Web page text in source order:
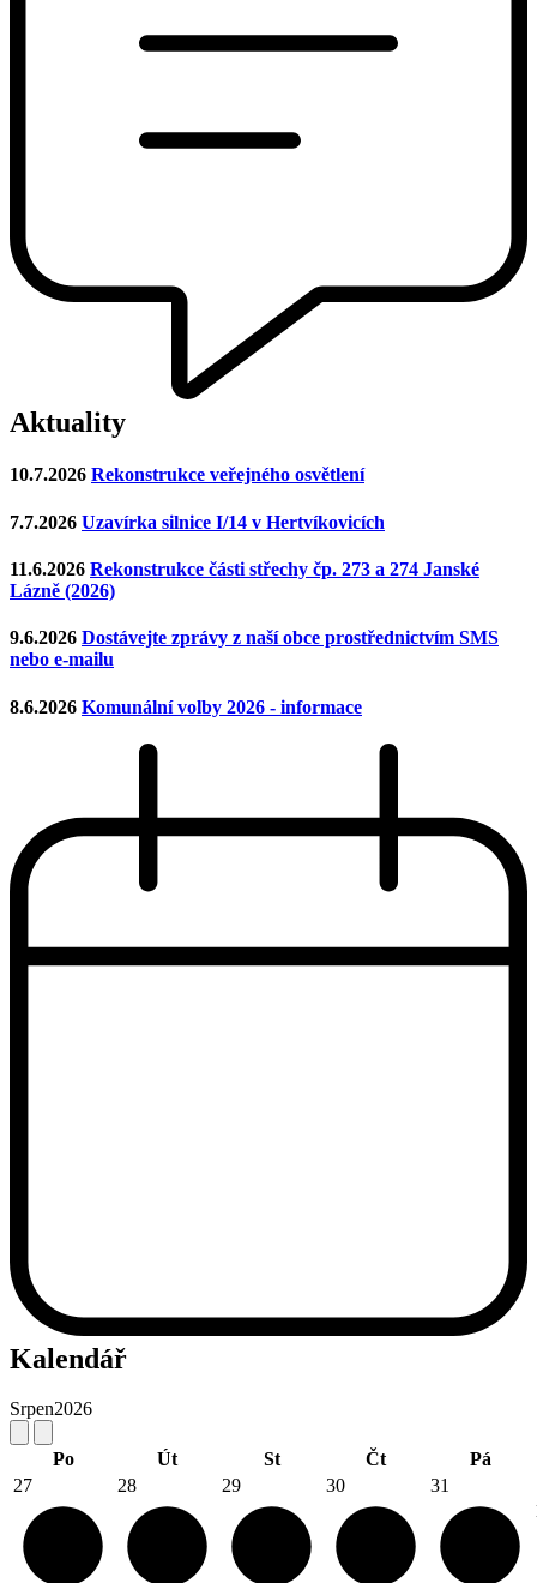
Aktuality
10.7.2026 Rekonstrukce veřejného osvětlení
7.7.2026 Uzavírka silnice I/14 v Hertvíkovicích
11.6.2026 Rekonstrukce části střechy čp. 273 a 274 Janské
Lázně (2026)
9.6.2026 Dostávejte zprávy z naší obce prostřednictvím SMS
nebo e-mailu
8.6.2026 Komunální volby 2026 - informace
Kalendář
Srpen2026
Po Út St Čt
Pá
27
28 29 30
31